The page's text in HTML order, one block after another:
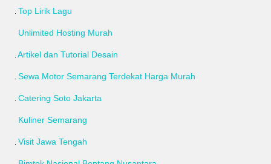
Top Lirik Lagu
Unlimited Hosting Murah
Artikel dan Tutorial Desain
Sewa Motor Semarang Terdekat Harga Murah
Catering Soto Jakarta
Kuliner Semarang
Visit Jawa Tengah